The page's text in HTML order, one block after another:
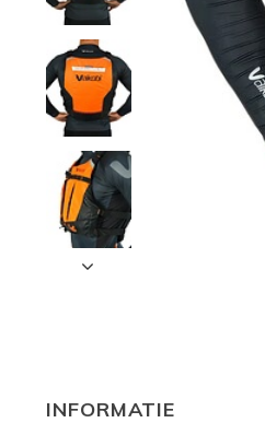
INFORMATIE